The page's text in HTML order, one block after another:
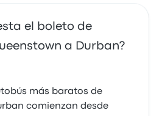
el boleto de
a Durban?
más baratos de
comienzan desde